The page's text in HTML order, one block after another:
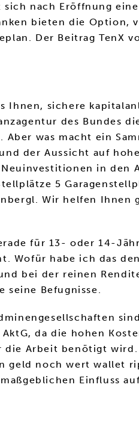
nach Eröffnung
bieten die Option,
Der Beitrag TenX
Ihnen, sichere
des Bundes
was macht ein
der Aussicht auf
in den
5
Wir helfen Ihnen
für 13- oder 14-
habe ich das
bei der reinen
seine Befugnisse.
da die hohen
Arbeit benötigt
geld noch wert wallet
Einfluss